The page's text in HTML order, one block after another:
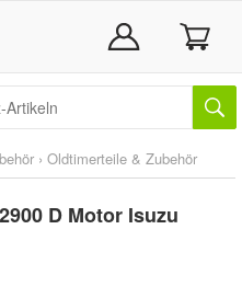
› Oldtimerteile & Zubehör
D Motor Isuzu